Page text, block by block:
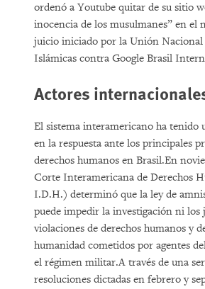
ordenó a Youtube quitar de su sitio
inocencia de los musulmanes” en el
juicio iniciado por la Unión Nacional
Islámicas contra Google Brasil
Actores
El sistema interamericano ha
en la respuesta ante los principales
derechos humanos en Brasil.En
Corte Interamericana de Derechos
I.D.H.) determinó que la ley de
puede impedir la investigación ni los
violaciones de derechos humanos y
humanidad cometidos por agentes
el régimen militar.A través de una
resoluciones dictadas en febrero y